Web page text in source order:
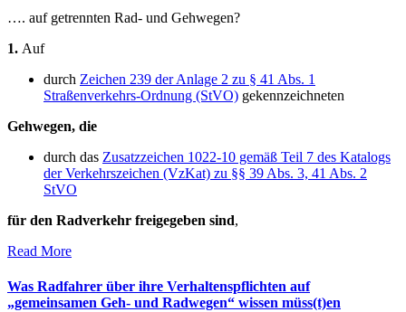
…. auf getrennten Rad- und Gehwegen?
1. Auf
durch Zeichen 239 der Anlage 2 zu § 41 Abs. 1
Straßenverkehrs-Ordnung (StVO) gekennzeichneten
Gehwegen, die
durch das Zusatzzeichen 1022-10 gemäß Teil 7 des Katalogs
der Verkehrszeichen (VzKat) zu §§ 39 Abs. 3, 41 Abs. 2
StVO
für den Radverkehr freigegeben sind,
Read More
Was Radfahrer über ihre Verhaltenspflichten auf
„gemeinsamen Geh- und Radwegen“ wissen müss(t)en